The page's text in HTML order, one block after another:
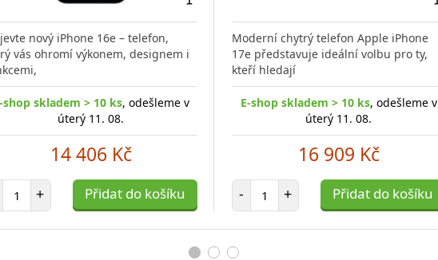
porovnání
nový iPhone 16e – telefon,
vás ohromí výkonem, designem i
shop skladem > 10 ks, odešleme v
úterý 11. 08.
14 406 Kč
Počet položek
+ Přidat do košíku
Moderní chytrý telefon Apple iPhone
17e představuje ideální volbu pro ty,
kteří hledají
E-shop skladem > 10 ks, odešleme v
úterý 11. 08.
16 909 Kč
- Počet položek
+ Přidat do košíku